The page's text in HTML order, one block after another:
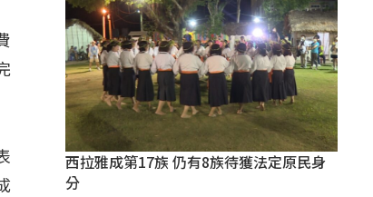
西拉雅成第17族 仍有8族待獲法定原民身
分